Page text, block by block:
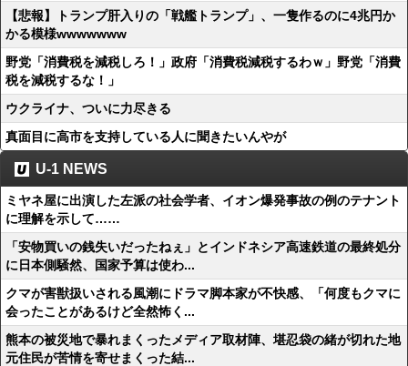
【悲報】トランプ肝入りの「戦艦トランプ」、一隻作るのに4兆円か
かる模様wwwwwww
野党「消費税を減税しろ！」政府「消費税減税するわｗ」野党「消費
税を減税するな！」
ウクライナ、ついに力尽きる
真面目に高市を支持している人に聞きたいんやが
U-1 NEWS
ミヤネ屋に出演した左派の社会学者、イオン爆発事故の例のテナント
に理解を示して……
「安物買いの銭失いだったねぇ」とインドネシア高速鉄道の最終処分
に日本側騒然、国家予算は使わ...
クマが害獣扱いされる風潮にドラマ脚本家が不快感、「何度もクマに
会ったことがあるけど全然怖く...
熊本の被災地で暴れまくったメディア取材陣、堪忍袋の緒が切れた地
元住民が苦情を寄せまくった結...